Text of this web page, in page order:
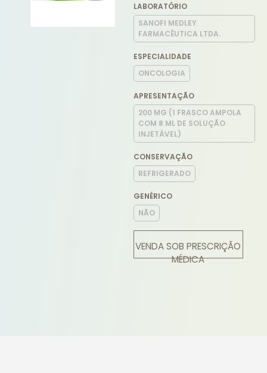
LABORATÓRIO
SANOFI MEDLEY
FARMACÊUTICA LTDA.
ESPECIALIDADE
ONCOLOGIA
APRESENTAÇÃO
200 MG (1 FRASCO AMPOLA
COM 8 ML DE SOLUÇÃO
INJETÁVEL)
CONSERVAÇÃO
REFRIGERADO
GENÉRICO
NÃO
VENDA SOB PRESCRIÇÃO
MÉDICA